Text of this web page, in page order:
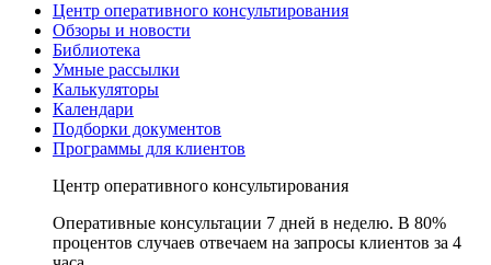
Центр оперативного консультирования
Обзоры и новости
Библиотека
Умные рассылки
Калькуляторы
Календари
Подборки документов
Программы для клиентов
Центр оперативного консультирования
Оперативные консультации 7 дней в неделю. В 80%
процентов случаев отвечаем на запросы клиентов за 4